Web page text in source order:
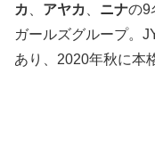
カ
アヤカ ニナの9
ガールズグループ。
あり、2020年秋に本